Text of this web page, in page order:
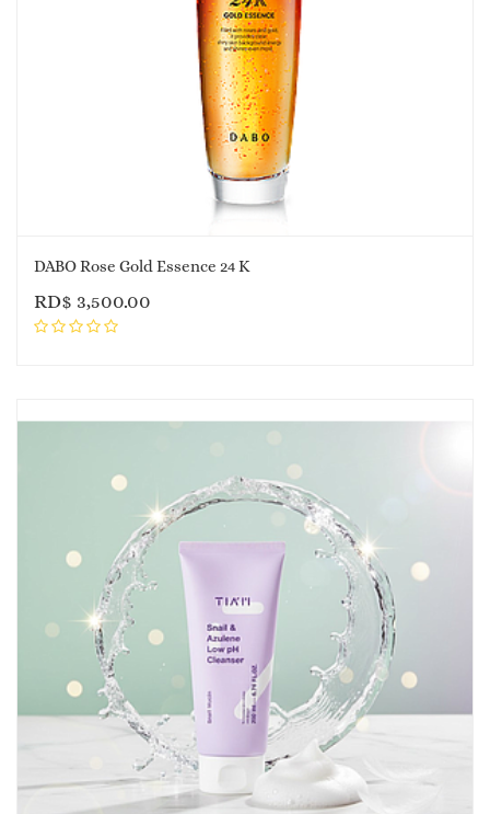
DABO Rose Gold Essence 24 K
RD$ 3,500.00